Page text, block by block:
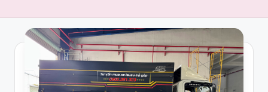
ả
Is
giá
rẻ
hãng